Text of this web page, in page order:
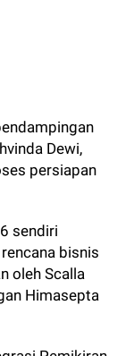
Dewi,
persiapan
sendiri
bisnis
oleh Scalla
Himasepta